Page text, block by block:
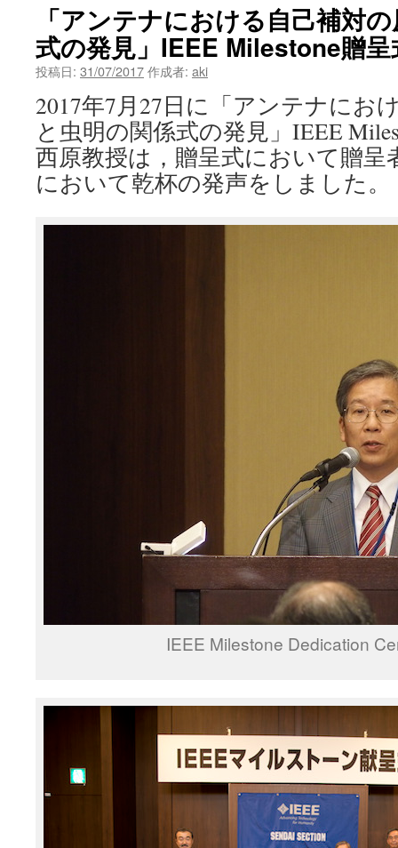
へ
ッ
プ
「アンテナにおける自己補対
式の発見」IEEE Milestone贈呈
投稿日: 31/07/2017作成者: aki
2017年7月27日に「アンテナにお
と虫明の関係式の発見」IEEE
西原教授は，贈呈式において贈呈
において乾杯の発声をしました。
IEEE Milestone Dedication